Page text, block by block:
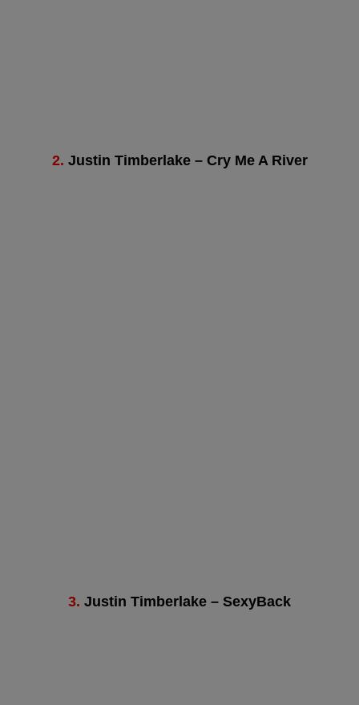
2. Justin Timberlake – Cry Me A River
3. Justin Timberlake – SexyBack